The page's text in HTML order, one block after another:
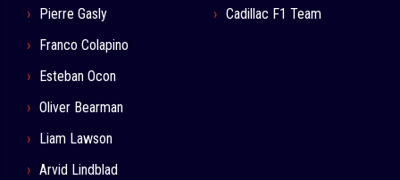
Pierre Gasly
Franco Colapino
Esteban Ocon
Oliver Bearman
Liam Lawson
Arvid Lindblad
Cadillac F1 Team